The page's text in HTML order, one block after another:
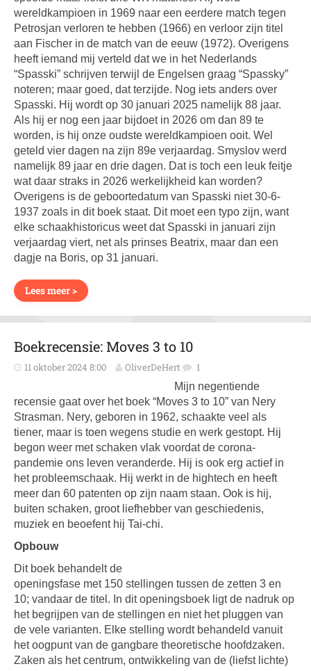
wereldkampioen in 1969 naar een eerdere match tegen
Petrosjan verloren te hebben (1966) en verloor zijn titel
aan Fischer in de match van de eeuw (1972). Overigens
heeft iemand mij verteld dat we in het Nederlands
“Spasski” schrijven terwijl de Engelsen graag “Spassky”
noteren; maar goed, dat terzijde. Nog iets anders over
Spasski. Hij wordt op 30 januari 2025 namelijk 88 jaar.
Als hij er nog een jaar bijdoet in 2026 om dan 89 te
worden, is hij onze oudste wereldkampioen ooit. Wel
geteld vier dagen na zijn 89e verjaardag. Smyslov werd
namelijk 89 jaar en drie dagen. Dat is toch een leuk feitje
wat daar straks in 2026 werkelijkheid kan worden?
Overigens is de geboortedatum van Spasski niet 30-6-
1937 zoals in dit boek staat. Dit moet een typo zijn, want
elke schaakhistoricus weet dat Spasski in januari zijn
verjaardag viert, net als prinses Beatrix, maar dan een
dagje na Boris, op 31 januari.
Lees meer >
Boekrecensie: Moves 3 to 10
11 oktober 2024 8:00 OliverDeHert 1
Mijn negentiende
recensie gaat over het boek “Moves 3 to 10” van Nery
Strasman. Nery, geboren in 1962, schaakte veel als
tiener, maar is toen wegens studie en werk gestopt. Hij
begon weer met schaken vlak voordat de corona­
pandemie ons leven veranderde. Hij is ook erg actief in
het probleem­schaak. Hij werkt in de hightech en heeft
meer dan 60 patenten op zijn naam staan. Ook is hij,
buiten schaken, groot liefhebber van geschiedenis,
muziek en beoefent hij Tai-chi.
Opbouw
Dit boek behandelt de
openingsfase met 150 stellingen tussen de zetten 3 en
10; vandaar de titel. In dit openingsboek ligt de nadruk op
het begrijpen van de stellingen en niet het pluggen van
de vele varianten. Elke stelling wordt behandeld vanuit
het oogpunt van de gangbare theoretische hoofdzaken.
Zaken als het centrum, ontwikkeling van de (liefst lichte)